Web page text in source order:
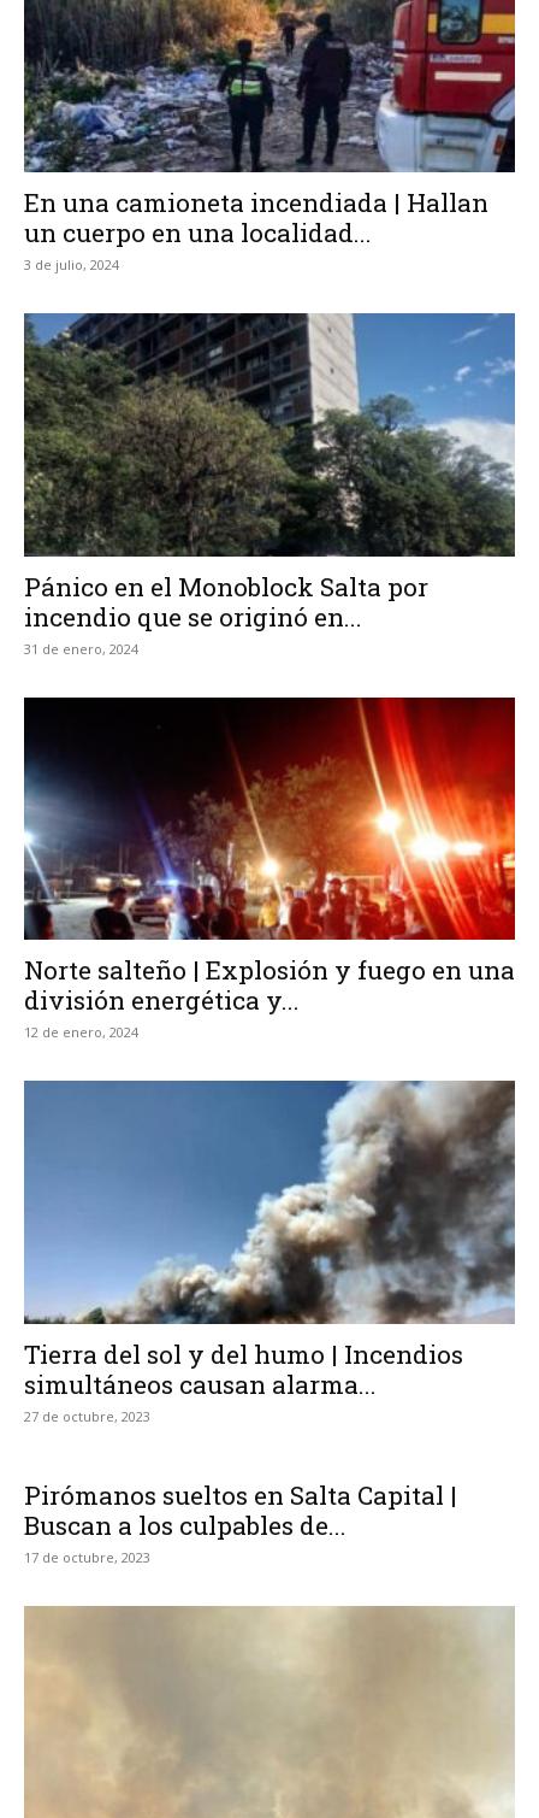
En una camioneta incendiada | Hallan
un cuerpo en una localidad...
3 de julio, 2024
Pánico en el Monoblock Salta por
incendio que se originó en...
31 de enero, 2024
Norte salteño | Explosión y fuego en una
división energética y...
12 de enero, 2024
Tierra del sol y del humo | Incendios
simultáneos causan alarma...
27 de octubre, 2023
Pirómanos sueltos en Salta Capital |
Buscan a los culpables de...
17 de octubre, 2023